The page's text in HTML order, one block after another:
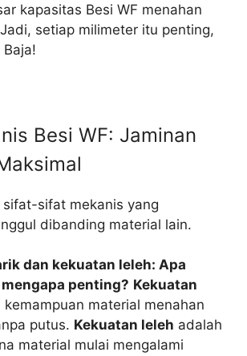
kapasitas Besi WF menahan
setiap milimeter itu penting,
Besi WF: Jaminan
sifat-sifat mekanis yang
dibanding material lain.
dan kekuatan leleh: Apa
penting? Kekuatan
kemampuan material menahan
putus. Kekuatan leleh adalah
material mulai mengalami